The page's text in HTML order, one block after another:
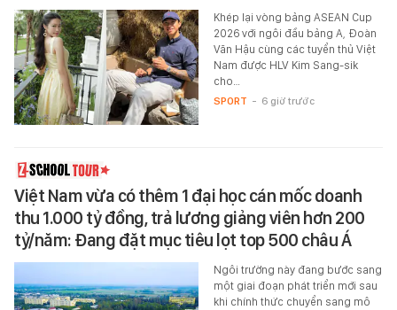
Khép lại vòng bảng ASEAN Cup
2026 với ngôi đầu bảng A, Đoàn
Văn Hậu cùng các tuyển thủ Việt
Nam được HLV Kim Sang-sik
cho…
SPORT - 6 giờ trước
Việt Nam vừa có thêm 1 đại học cán mốc doanh
thu 1.000 tỷ đồng, trả lương giảng viên hơn 200
tỷ/năm: Đang đặt mục tiêu lọt top 500 châu Á
Ngôi trường này đang bước sang
một giai đoạn phát triển mới sau
khi chính thức chuyển sang mô